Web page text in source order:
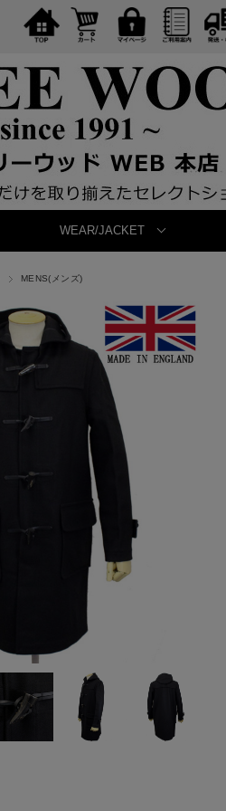
WEAR/JACKET
MENS(メンズ)